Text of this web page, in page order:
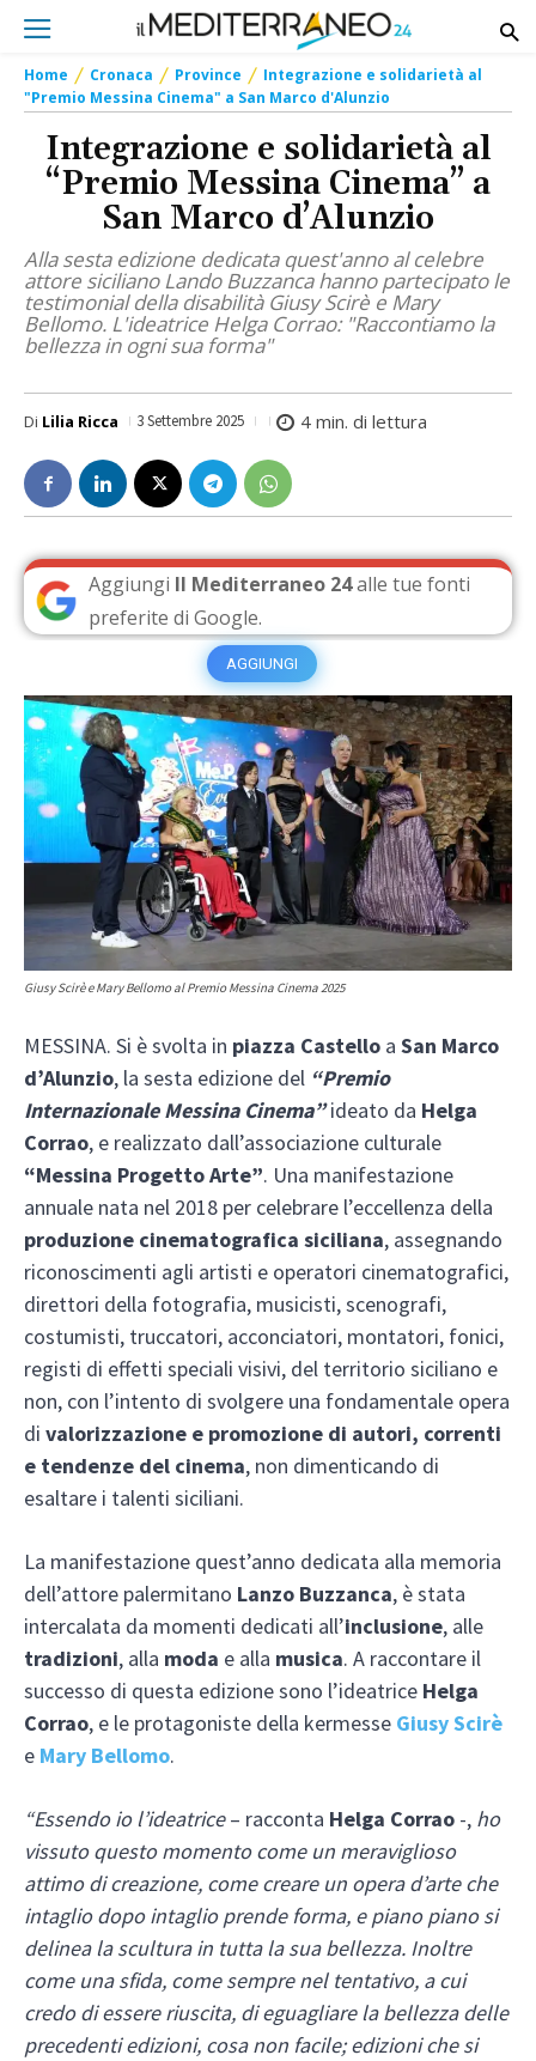
Home Cronaca Province
Integrazione e solidarietà al
"Premio Messina Cinema" a San Marco d'Alunzio
Integrazione e solidarietà al
“Premio Messina Cinema” a
San Marco d’Alunzio
Alla sesta edizione dedicata quest'anno al celebre
attore siciliano Lando Buzzanca hanno partecipato le
testimonial della disabilità Giusy Scirè e Mary
Bellomo. L'ideatrice Helga Corrao: "Raccontiamo la
bellezza in ogni sua forma"
Di Lilia Ricca 3 Settembre 2025 4 min. di lettura
Aggiungi Il Mediterraneo 24alle tue fonti
preferite di Google.
AGGIUNGI
Giusy Scirè e Mary Bellomo al Premio Messina Cinema 2025
MESSINA. Si è svolta in piazza Castello a San Marco
d’Alunzio, la sesta edizione del “Premio
Internazionale Messina Cinema”ideato da Helga
Corrao, e realizzato dall’associazione culturale
“Messina Progetto Arte”. Una manifestazione
annuale nata nel 2018 per celebrare l’eccellenza della
produzione cinematografica siciliana, assegnando
riconoscimenti agli artisti e operatori cinematografici,
direttori della fotografia, musicisti, scenografi,
costumisti, truccatori, acconciatori, montatori, fonici,
registi di effetti speciali visivi, del territorio siciliano e
non, con l’intento di svolgere una fondamentale opera
di valorizzazione e promozione di autori, correnti
e tendenze del cinema, non dimenticando di
esaltare i talenti siciliani.
La manifestazione quest’anno dedicata alla memoria
dell’attore palermitano Lanzo Buzzanca, è stata
intercalata da momenti dedicati all’inclusione, alle
tradizioni, alla moda e alla musica. A raccontare il
successo di questa edizione sono l’ideatrice Helga
Corrao, e le protagoniste della kermesse Giusy Scirè
e Mary Bellomo.
“Essendo io l’ideatrice– racconta Helga Corrao -, ho
vissuto questo momento come un meraviglioso
attimo di creazione, come creare un opera d’arte che
intaglio dopo intaglio prende forma, e piano piano si
delinea la scultura in tutta la sua bellezza. Inoltre
come una sfida, come sempre nel tentativo, a cui
credo di essere riuscita, di eguagliare la bellezza delle
precedenti edizioni, cosa non facile; edizioni che si